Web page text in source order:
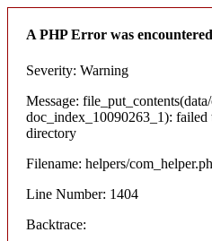
A PHP Error was encountered
Severity: Warning
Message:
doc_index_10090263_1):
directory
Filename: helpers/
Line Number: 1404
Backtrace: